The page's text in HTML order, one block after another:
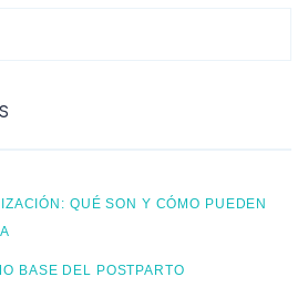
QUÉ SON Y CÓMO PUEDEN
BASE DEL POSTPARTO